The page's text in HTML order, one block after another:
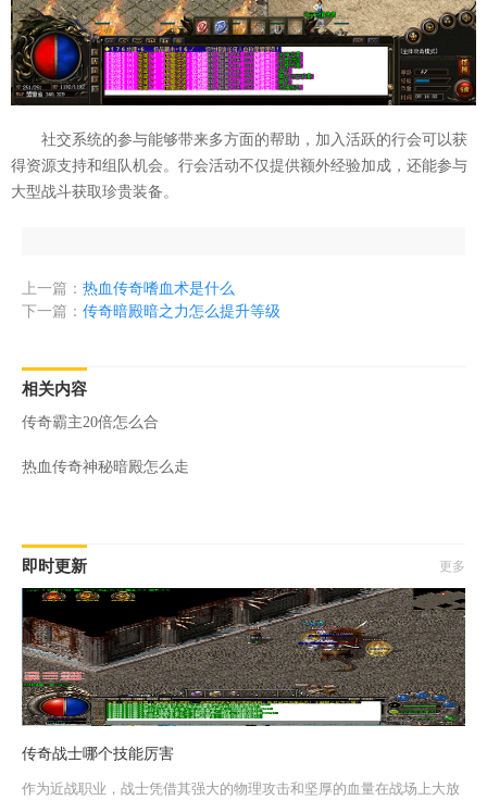
社交系统的参与能够带来多方面的帮助，加入活跃的行会可以获
得资源支持和组队机会。行会活动不仅提供额外经验加成，还能参与
大型战斗获取珍贵装备。
上一篇： 热血传奇嗜血术是什么
下一篇： 传奇暗殿暗之力怎么提升等级
相关内容
传奇霸主20倍怎么合
热血传奇神秘暗殿怎么走
即时更新 更多
传奇战士哪个技能厉害
作为近战职业，战士凭借其强大的物理攻击和坚厚的血量在战场上大放